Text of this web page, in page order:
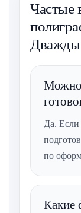
Частые
Дважды
Можно
Да. Если
по
Какие